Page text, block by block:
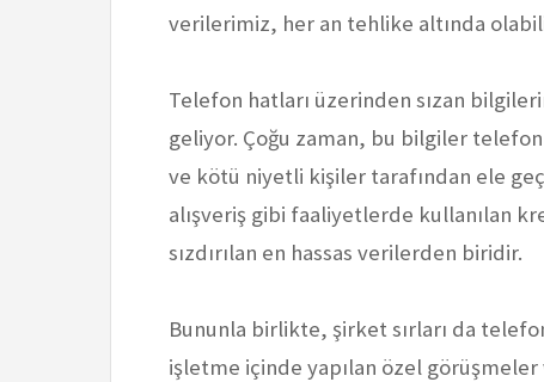
verilerimiz, her an tehlike altında
Telefon hatları üzerinden sızan
geliyor. Çoğu zaman, bu bilgiler
ve kötü niyetli kişiler tarafından ele
alışveriş gibi faaliyetlerde kullanılan
sızdırılan en hassas verilerden biridir.
Bununla birlikte, şirket sırları da
işletme içinde yapılan özel